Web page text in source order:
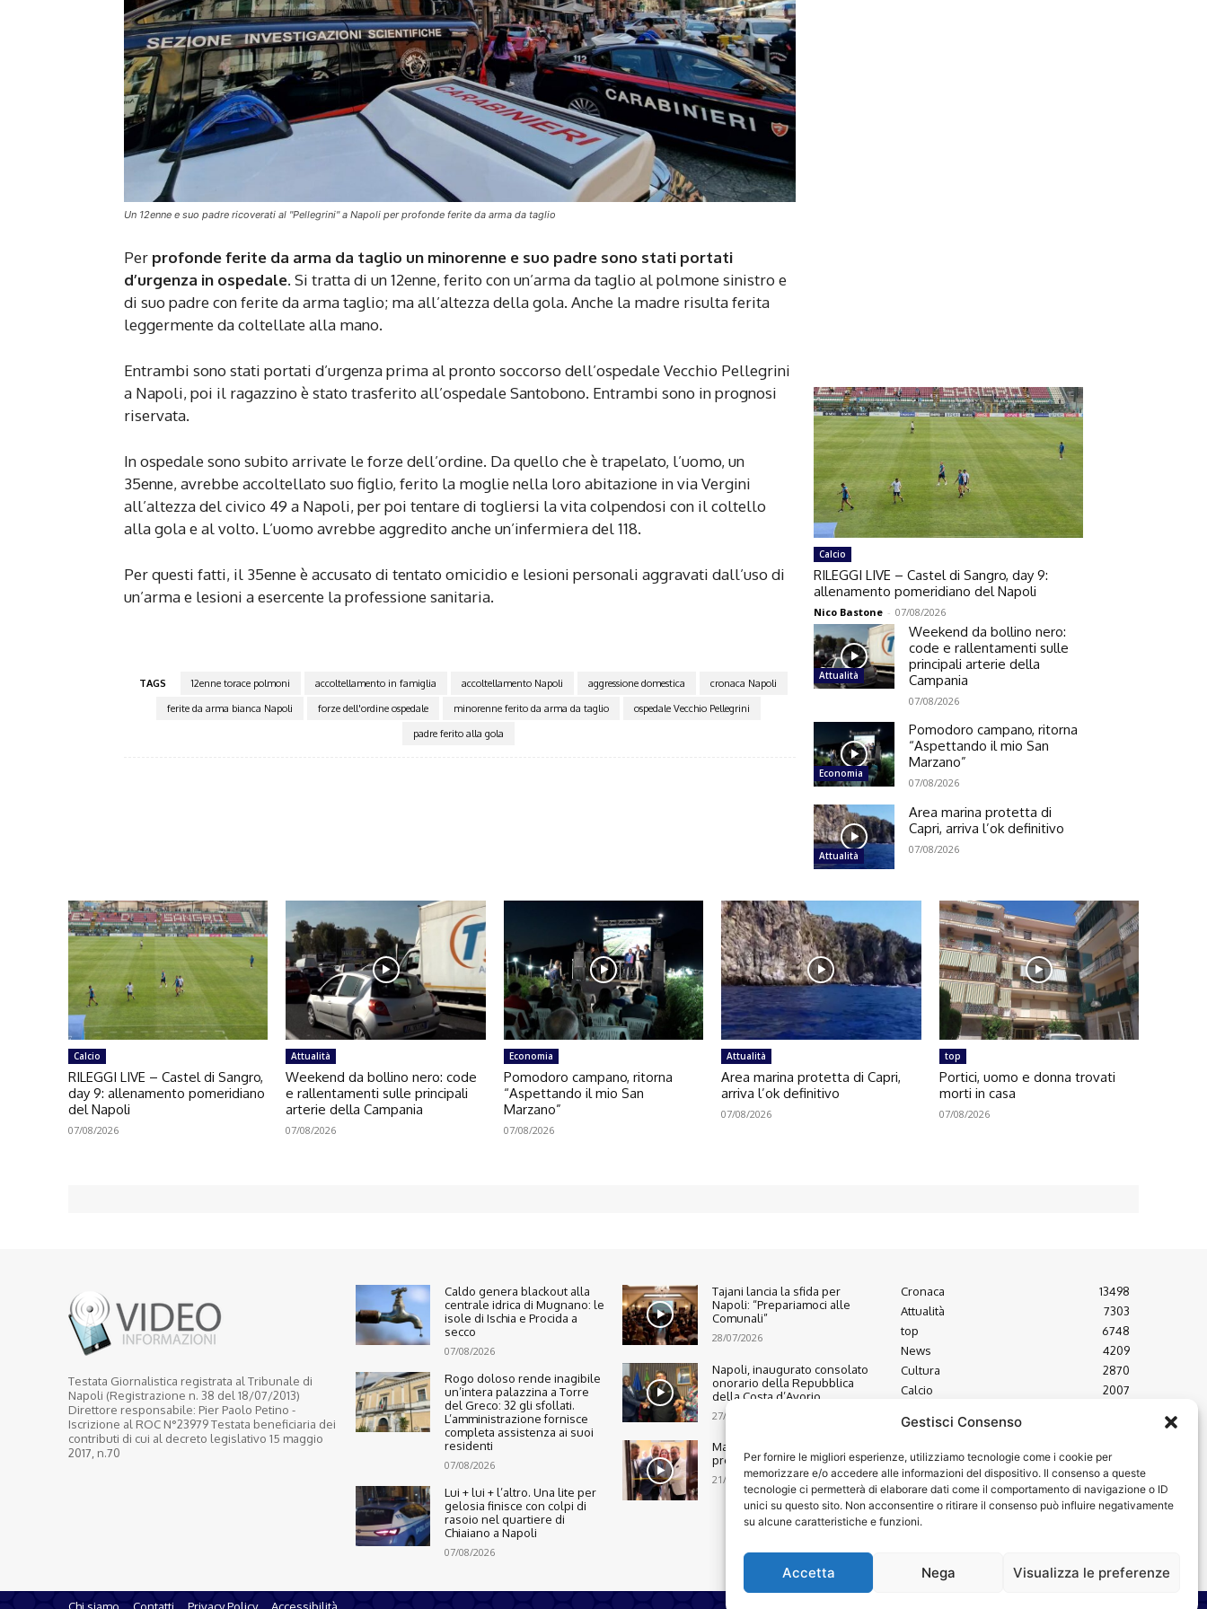
Gestisci Consenso
Per fornire le migliori esperienze, utilizziamo tecnologie come i cookie per
memorizzare e/o accedere alle informazioni del dispositivo. Il consenso a queste
tecnologie ci permetterà di elaborare dati come il comportamento di navigazione o ID
unici su questo sito. Non acconsentire o ritirare il consenso può influire negativamente
su alcune caratteristiche e funzioni.
Accetta Nega Visualizza le preferenze
Un 12enne e suo padre ricoverati al "Pellegrini" a Napoli per profonde ferite da arma da taglio
Per profonde ferite da arma da taglio un minorenne e suo padre sono stati portati
d’urgenza in ospedale. Si tratta di un 12enne, ferito con un’arma da taglio al polmone sinistro e
di suo padre con ferite da arma taglio; ma all’altezza della gola. Anche la madre risulta ferita
leggermente da coltellate alla mano.
Entrambi sono stati portati d’urgenza prima al pronto soccorso dell’ospedale Vecchio Pellegrini
a Napoli, poi il ragazzino è stato trasferito all’ospedale Santobono. Entrambi sono in prognosi
riservata.
In ospedale sono subito arrivate le forze dell’ordine. Da quello che è trapelato, l’uomo, un
35enne, avrebbe accoltellato suo figlio, ferito la moglie nella loro abitazione in via Vergini
all’altezza del civico 49 a Napoli, per poi tentare di togliersi la vita colpendosi con il coltello
alla gola e al volto. L’uomo avrebbe aggredito anche un’infermiera del 118.
Per questi fatti, il 35enne è accusato di tentato omicidio e lesioni personali aggravati dall’uso di
un’arma e lesioni a esercente la professione sanitaria.
TAGS 12enne torace polmoni accoltellamento in famiglia accoltellamento Napoli aggressione domestica
cronaca Napoli
ferite da arma bianca Napoli
forze dell'ordine ospedale minorenne ferito da arma da taglio
ospedale Vecchio Pellegrini
padre ferito alla gola
Calcio
RILEGGI LIVE – Castel di Sangro, day 9:
allenamento pomeridiano del Napoli
Nico Bastone - 07/08/2026
Attualità
Weekend da bollino nero:
code e rallentamenti sulle
principali arterie della
Campania
07/08/2026
Economia
Pomodoro campano, ritorna
“Aspettando il mio San
Marzano”
07/08/2026
Attualità
Area marina protetta di
Capri, arriva l’ok definitivo
07/08/2026
Calcio
RILEGGI LIVE – Castel di Sangro,
day 9: allenamento pomeridiano
del Napoli
07/08/2026
Attualità
Weekend da bollino nero: code
e rallentamenti sulle principali
arterie della Campania
07/08/2026
Economia
Pomodoro campano, ritorna
“Aspettando il mio San
Marzano”
07/08/2026
Attualità
Area marina protetta di Capri,
arriva l’ok definitivo
07/08/2026
top
Portici, uomo e donna trovati
morti in casa
07/08/2026
Testata Giornalistica registrata al Tribunale di
Napoli (Registrazione n. 38 del 18/07/2013)
Direttore responsabile: Pier Paolo Petino -
Iscrizione al ROC N°23979 Testata beneficiaria dei
contributi di cui al decreto legislativo 15 maggio
2017, n.70
Caldo genera blackout alla
centrale idrica di Mugnano: le
isole di Ischia e Procida a
secco
07/08/2026
Rogo doloso rende inagibile
un’intera palazzina a Torre
del Greco: 32 gli sfollati.
L’amministrazione fornisce
completa assistenza ai suoi
residenti
07/08/2026
Lui + lui + l’altro. Una lite per
gelosia finisce con colpi di
rasoio nel quartiere di
Chiaiano a Napoli
07/08/2026
Tajani lancia la sfida per
Napoli: “Prepariamoci alle
Comunali”
28/07/2026
Napoli, inaugurato consolato
onorario della Repubblica
della Costa d’Avorio
27/07/2026
Marano, nasce nuovo
presidio di legalità U.N.I.C.A.
21/07/2026
Cronaca
13498
Attualità
7303
top
6748
News
4209
Cultura
2870
Calcio
2007
Spettacoli